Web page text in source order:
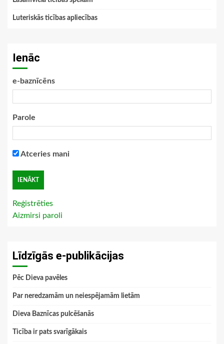
Luteriskās ticības apliecības
Ienāc
e-baznīcēns
Parole
Atceries mani
Reģistrēties
Aizmirsi paroli
Līdzīgās e-publikācijas
Pēc Dieva pavēles
Par neredzamām un neiespējamām lietām
Dieva Baznīcas pulcēšanās
Ticība ir pats svarīgākais